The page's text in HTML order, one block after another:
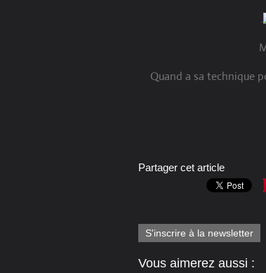
..
Quand a sa technique
Partager cet article
S'inscrire à la newsletter
Vous aimerez aussi :